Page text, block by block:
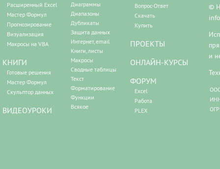
Расширенный Excel
Мастер Формул
Прогнозирование
Визуализация
Макросы на VBA
КНИГИ
Готовые решения
Мастер Формул
Скульптор данных
ВИДЕОУРОКИ
Диаграммы
Диапазоны
Дубликаты
Защита данных
Интернет, email
Книги, листы
Макросы
Сводные таблицы
Текст
Форматирование
Функции
Всякое
Вопрос-Ответ
Скачать
Купить
ПРОЕКТЫ
ОНЛАЙН-КУРСЫ
ФОРУМ
Excel
Работа
PLEX
©
и